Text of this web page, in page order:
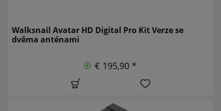
Walksnail Avatar HD Digital Pro Kit Verze se
dvěma anténami
€ 195,90 *